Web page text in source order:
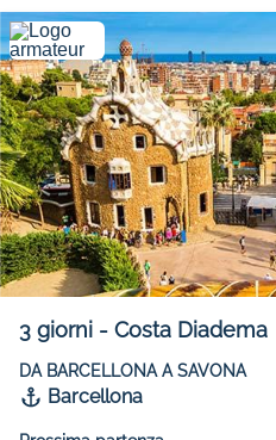
3 giorni - Costa Diadema
DA BARCELLONA A SAVONA
Barcellona